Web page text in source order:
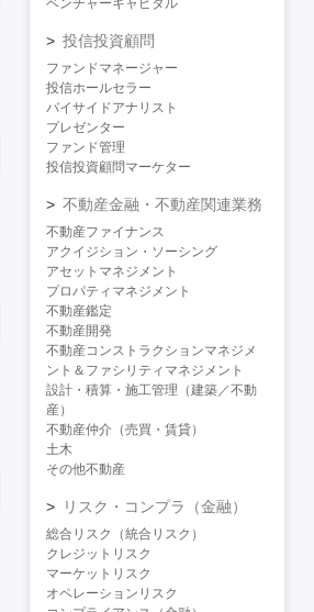
ベンチャーキャピタル
投信投資顧問
ファンドマネージャー
投信ホールセラー
バイサイドアナリスト
プレゼンター
ファンド管理
投信投資顧問マーケター
不動産金融・不動産関連業務
不動産ファイナンス
アクイジション・ソーシング
アセットマネジメント
プロパティマネジメント
不動産鑑定
不動産開発
不動産コンストラクションマネジメ
ント＆ファシリティマネジメント
設計・積算・施工管理（建築／不動
産）
不動産仲介（売買・賃貸）
土木
その他不動産
リスク・コンプラ（金融）
総合リスク（統合リスク）
クレジットリスク
マーケットリスク
オペレーションリスク